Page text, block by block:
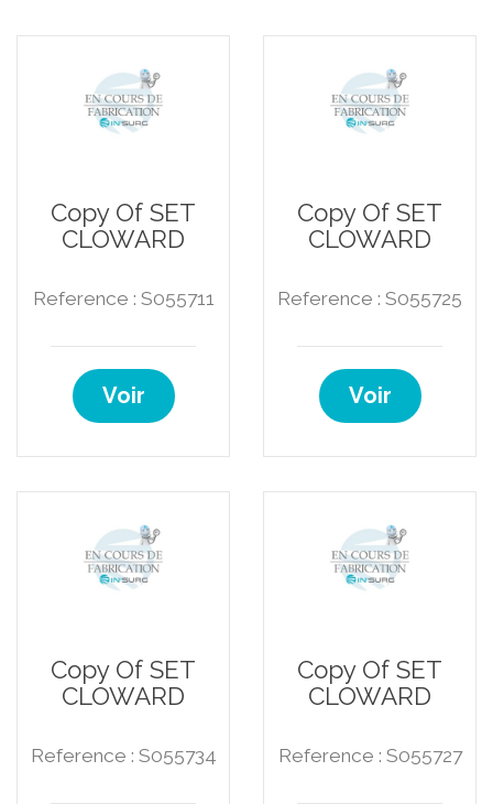
Copy Of SET
CLOWARD
Reference : S055711
Voir
Copy Of SET
CLOWARD
Reference : S055725
Voir
Copy Of SET
CLOWARD
Reference : S055734
Copy Of SET
CLOWARD
Reference : S055727